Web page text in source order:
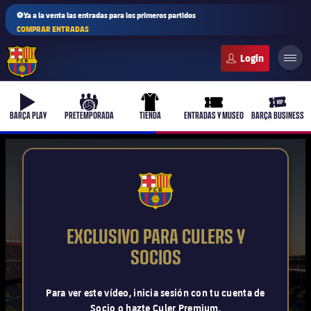
⚽Ya a la venta las entradas para los primeros partidos
COMPRAR ENTRADAS
b-play
BARÇA PLAY
culers-ball
PRETEMPORADA
uniform
TIENDA
ticket-full
ENTRADAS Y MUSEO
ticket-
BARÇA BUSINESS
Actualidad
Barça Atlètic
plusicon
más
FCB Barcelona badge
EXCLUSIVO PARA CULERS Y
SOCIOS
Para ver este vídeo, inicia sesión con tu cuenta de
Socio o hazte Culer Premium.